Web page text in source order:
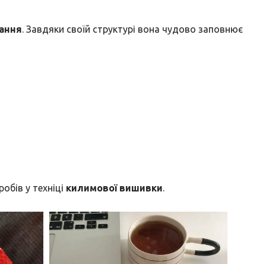
. Завдяки своїй структурі вона чудово заповнює
у техніці килимової вишивки.